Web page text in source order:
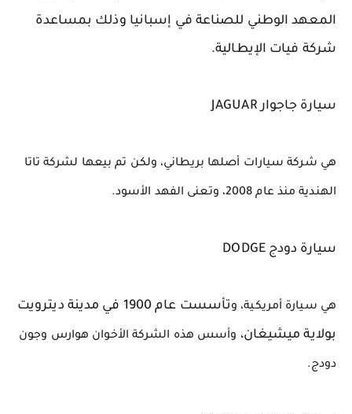
شركة فيات الإيطالية.
سيارة جاجوار JAGUAR
الهندية منذ عام 2008، وتعنى الفهد الأسود.
سيارة دودج DODGE
هي سيارة أمريكية، و
بولاية ميشيغان،
دودج.